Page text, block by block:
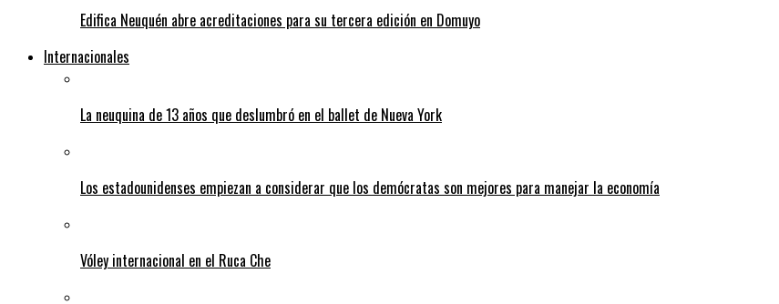
Edifica Neuquén abre acreditaciones para su tercera edición en Domuyo
Internacionales
La neuquina de 13 años que deslumbró en el ballet de Nueva York
Los estadounidenses empiezan a considerar que los demócratas son mejores para manejar la economía
Vóley internacional en el Ruca Che